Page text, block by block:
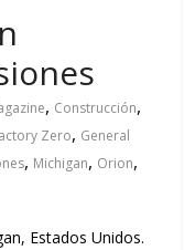
, Construcción,
Zero, General
, Michigan, Orion,
Estados Unidos.